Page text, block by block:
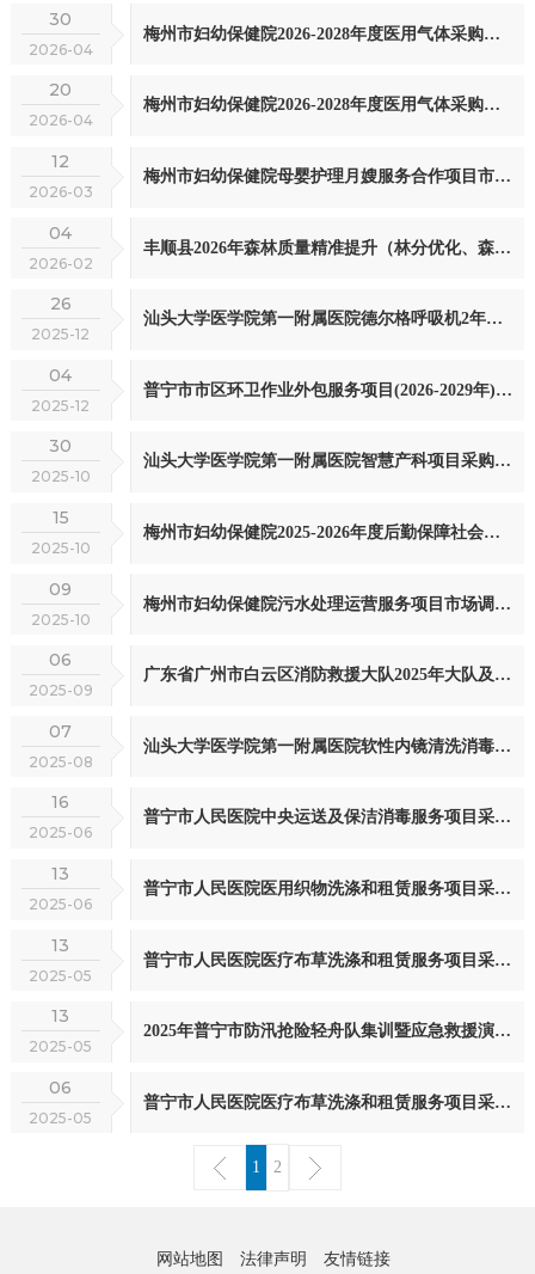
30
2026-04
梅州市妇幼保健院2026-2028年度医用气体采购项目市场调查（二次）征集公告
20
2026-04
梅州市妇幼保健院2026-2028年度医用气体采购项目市场调查征集公告
12
2026-03
梅州市妇幼保健院母婴护理月嫂服务合作项目市场调查征集公告
04
2026-02
丰顺县2026年森林质量精准提升（林分优化、森林抚育）项目论证会公告
26
2025-12
汕头大学医学院第一附属医院德尔格呼吸机2年维保服务项采购征询意见公示
04
2025-12
普宁市市区环卫作业外包服务项目(2026-2029年)采购需求调查公告
30
2025-10
汕头大学医学院第一附属医院智慧产科项目采购征询意见公示
15
2025-10
梅州市妇幼保健院2025-2026年度后勤保障社会化支撑服务项目市场调查征集公告
09
2025-10
梅州市妇幼保健院污水处理运营服务项目市场调查征集公告
06
2025-09
广东省广州市白云区消防救援大队2025年大队及属下各消防队站食堂食材配送项目采购需求征求意见公告
07
2025-08
汕头大学医学院第一附属医院软性内镜清洗消毒机项目采购征询意见公示
16
2025-06
普宁市人民医院中央运送及保洁消毒服务项目采购需求调查公告
13
2025-06
普宁市人民医院医用织物洗涤和租赁服务项目采购需求调查公告
13
2025-05
普宁市人民医院医疗布草洗涤和租赁服务项目采购需求调查公告（第二次）
13
2025-05
2025年普宁市防汛抢险轻舟队集训暨应急救援演练市场价格调查邀请函公告
06
2025-05
普宁市人民医院医疗布草洗涤和租赁服务项目采购需求调查公告
1 2
网站地图 法律声明 友情链接